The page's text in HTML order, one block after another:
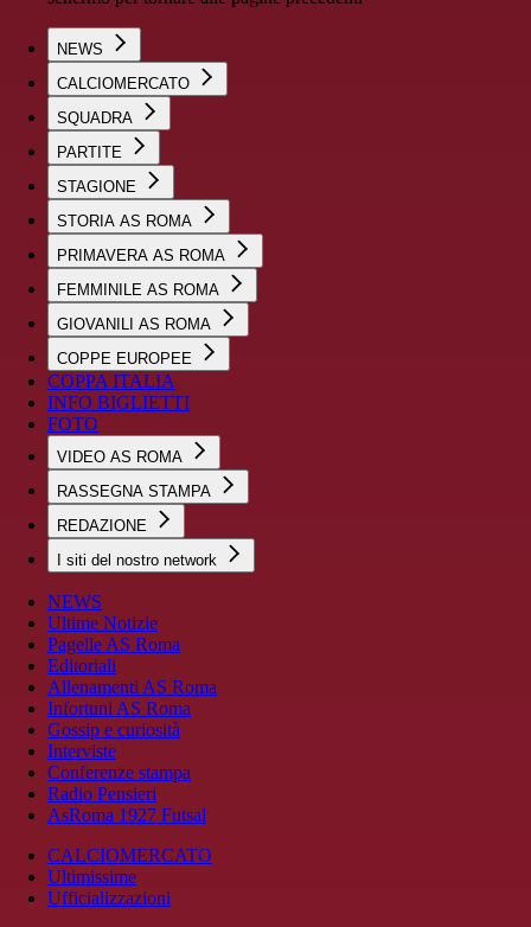
NEWS
CALCIOMERCATO
SQUADRA
PARTITE
STAGIONE
STORIA AS ROMA
PRIMAVERA AS ROMA
FEMMINILE AS ROMA
GIOVANILI AS ROMA
COPPE EUROPEE
COPPA ITALIA
INFO BIGLIETTI
FOTO
VIDEO AS ROMA
RASSEGNA STAMPA
REDAZIONE
I siti del nostro network
NEWS
Ultime Notizie
Pagelle AS Roma
Editoriali
Allenamenti AS Roma
Infortuni AS Roma
Gossip e curiosità
Interviste
Conferenze stampa
Radio Pensieri
AsRoma 1927 Futsal
CALCIOMERCATO
Ultimissime
Ufficializzazioni